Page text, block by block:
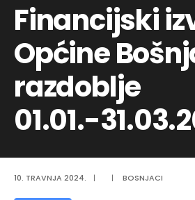
Financijski
Općine
razdoblje
01.01.-
10. TRAVNJA 2024. | | BOSNJACI